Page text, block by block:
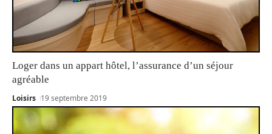
Loger dans un appart hôtel, l’assurance d’un séjour
agréable
Loisirs 19 septembre 2019